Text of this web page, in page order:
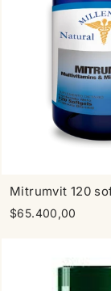
Mitrumvit 120
$65.400,00